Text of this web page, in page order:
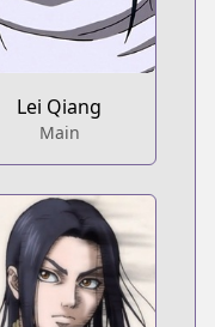
Lei Qiang
Main